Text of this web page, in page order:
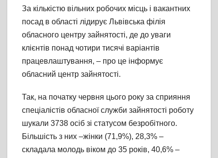
За кількістю вільних робочих місць і вакантних
посад в області лідирує Львівська філія
обласного центру зайнятості, де до уваги
клієнтів понад чотири тисячі варіантів
працевлаштування, – про це інформує
обласний центр зайнятості.
Так, на початку червня цього року за сприяння
спеціалістів обласної служби зайнятості роботу
шукали 3738 осіб зі статусом безробітного.
Більшість з них –жінки (71,9%), 28,3% –
складала молодь віком до 35 років, 40,6% –